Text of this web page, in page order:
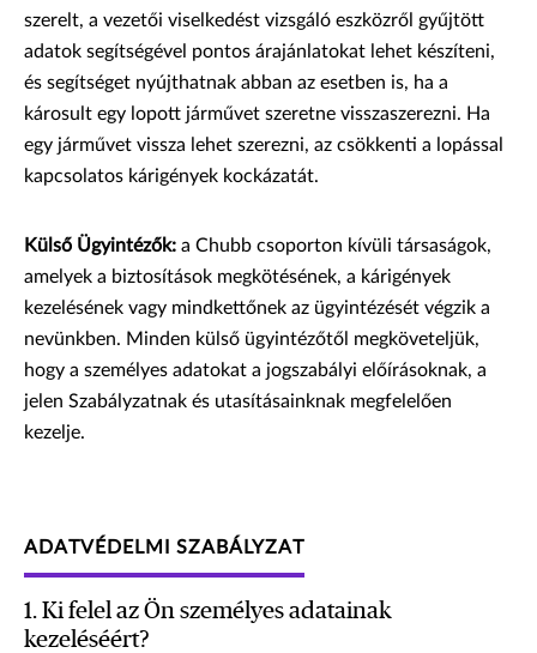
szerelt, a vezetői viselkedést vizsgáló eszközről gyűjtött
adatok segítségével pontos árajánlatokat lehet készíteni,
és segítséget nyújthatnak abban az esetben is, ha a
károsult egy lopott járművet szeretne visszaszerezni. Ha
egy járművet vissza lehet szerezni, az csökkenti a lopással
kapcsolatos kárigények kockázatát.
Külső Ügyintézők: a Chubb csoporton kívüli társaságok,
amelyek a biztosítások megkötésének, a kárigények
kezelésének vagy mindkettőnek az ügyintézését végzik a
nevünkben. Minden külső ügyintézőtől megköveteljük,
hogy a személyes adatokat a jogszabályi előírásoknak, a
jelen Szabályzatnak és utasításainknak megfelelően
kezelje.
ADATVÉDELMI SZABÁLYZAT
1. Ki felel az Ön személyes adatainak
kezeléséért?